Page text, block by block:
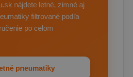
nájdete letné, zimné aj
filtrované podľa
po celom
pneumatiky